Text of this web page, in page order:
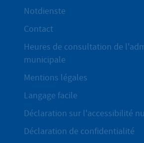
Notdienste
Contact
Heures de consultation de
municipale
Mentions légales
Langage facile
Déclaration sur l'accessibilité
Déclaration de confidentialité